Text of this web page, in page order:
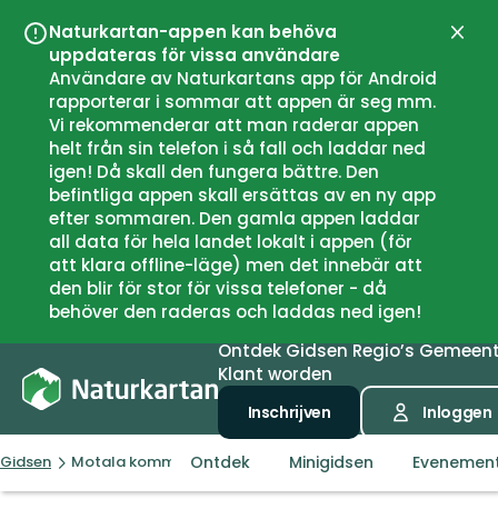
Naturkartan-appen kan behöva
uppdateras för vissa användare
Användare av Naturkartans app för Android
rapporterar i sommar att appen är seg mm.
Vi rekommenderar att man raderar appen
helt från sin telefon i så fall och laddar ned
igen! Då skall den fungera bättre. Den
befintliga appen skall ersättas av en ny app
efter sommaren. Den gamla appen laddar
all data för hela landet lokalt i appen (för
att klara offline-läge) men det innebär att
den blir för stor för vissa telefoner - då
behöver den raderas och laddas ned igen!
OntdekGidsenRegio’s
Klant worden
Inschrijven Inloggen
Gidsen Motala kommunOntdek Minigidsen